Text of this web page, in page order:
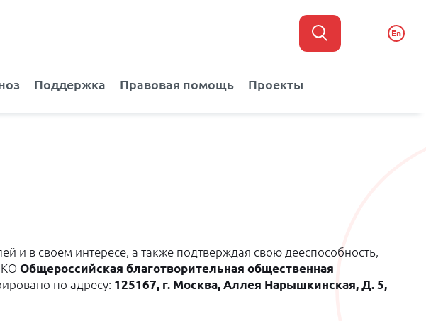
En
Поддержка Правовая помощь Проекты
и в своем интересе, а также подтверждая свою дееспособность,
Общероссийская благотворительная общественная
по адресу: 125167, г. Москва, Аллея Нарышкинская, Д. 5,